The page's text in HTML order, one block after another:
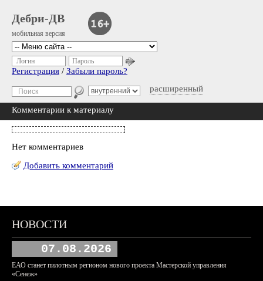
Дебри-ДВ
мобильная версия
расширенный
Логин Пароль
Регистрация / Забыли пароль?
Комментарии к материалу
Нет комментариев
Добавить комментарий
НОВОСТИ
07.08.2026
ЕАО станет пилотным регионом нового проекта Мастерской управления
«Сенеж»